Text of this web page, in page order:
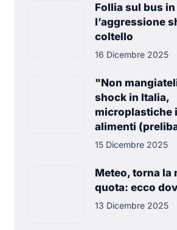
Follia sul bus
l’aggressione
coltello
16 Dicembre 2025
"Non
shock in Italia,
microplastiche
alimenti
15 Dicembre 2025
Meteo, torna la
quota: ecco
13 Dicembre 2025